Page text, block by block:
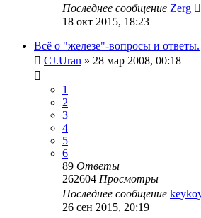
Последнее сообщение Zerg
18 окт 2015, 18:23
Всё о "железе"-вопросы и ответы.
CJ.Uran » 28 мар 2008, 00:18
1
2
3
4
5
6
89 Ответы
262604 Просмотры
Последнее сообщение
26 сен 2015, 20:19